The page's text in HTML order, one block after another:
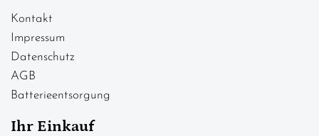
Kontakt
Impressum
Datenschutz
AGB
Batterieentsorgung
Ihr Einkauf